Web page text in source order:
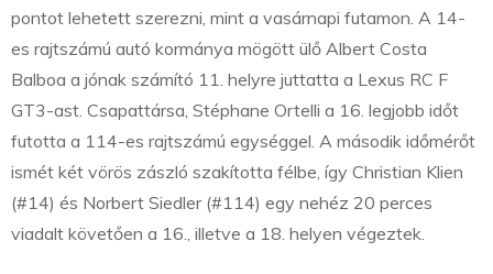
pontot lehetett szerezni, mint a vasárnapi futamon. A 14-
es rajtszámú autó kormánya mögött ülő Albert Costa
Balboa a jónak számító 11. helyre juttatta a Lexus RC F
GT3-ast. Csapattársa, Stéphane Ortelli a 16. legjobb időt
futotta a 114-es rajtszámú egységgel. A második időmérőt
ismét két vörös zászló szakította félbe, így Christian Klien
(#14) és Norbert Siedler (#114) egy nehéz 20 perces
viadalt követően a 16., illetve a 18. helyen végeztek.